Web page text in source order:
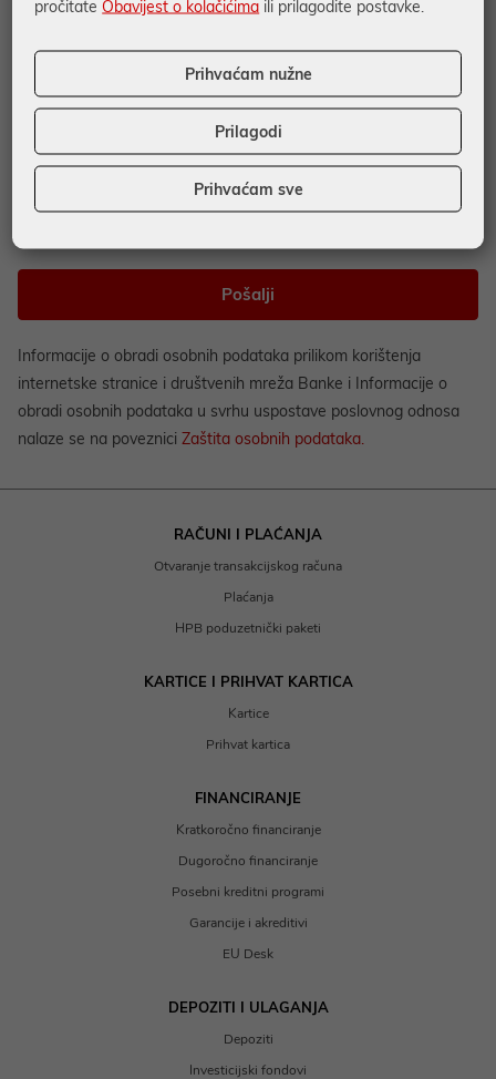
Pošalji
Informacije o obradi osobnih podataka prilikom korištenja
internetske stranice i društvenih mreža Banke i Informacije o
obradi osobnih podataka u svrhu uspostave poslovnog odnosa
nalaze se na poveznici Zaštita osobnih podataka.
RAČUNI I PLAĆANJA
Otvaranje transakcijskog računa
Plaćanja
HPB poduzetnički paketi
KARTICE I PRIHVAT KARTICA
Kartice
Prihvat kartica
FINANCIRANJE
Kratkoročno financiranje
Dugoročno financiranje
Posebni kreditni programi
Garancije i akreditivi
EU Desk
DEPOZITI I ULAGANJA
Depoziti
Investicijski fondovi
pročitateObavijest o kolačićima ili prilagodite postavke.
Prihvaćam nužne
Prilagodi
Prihvaćam sve